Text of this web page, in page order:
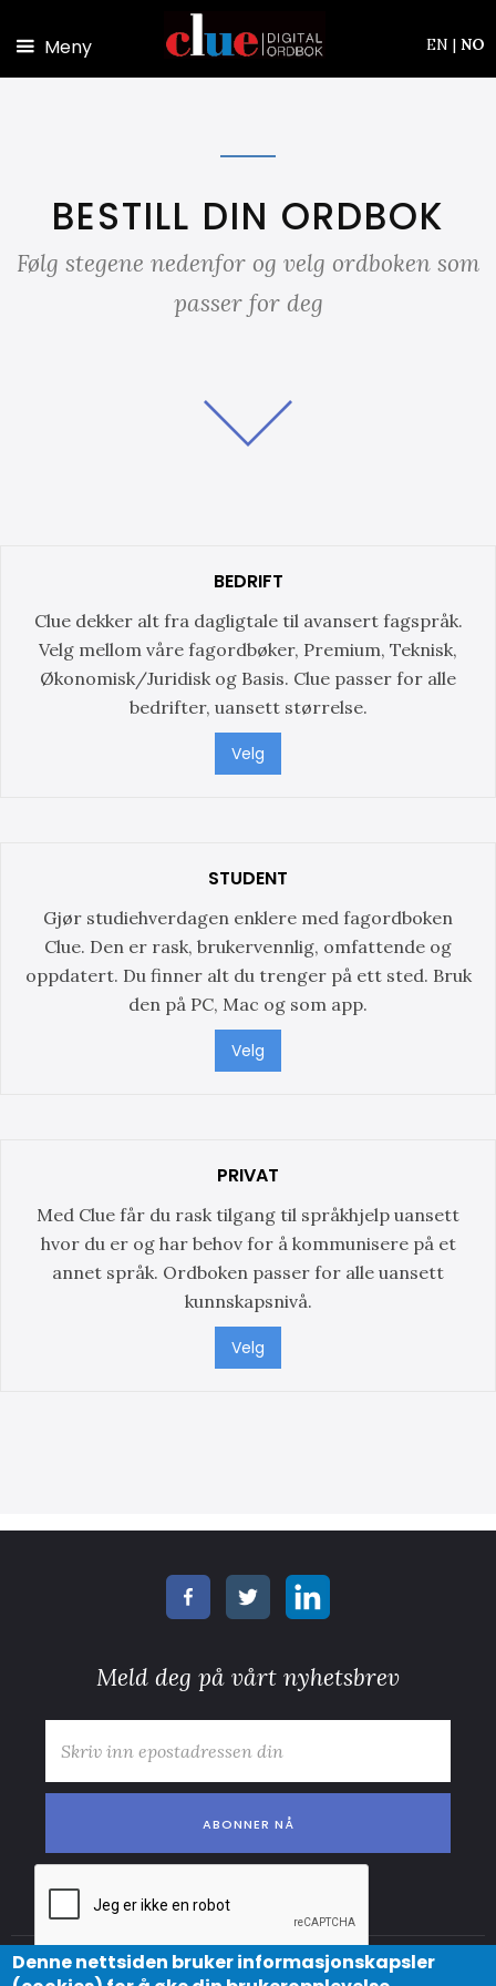
Meny EN | NO
BESTILL DIN ORDBOK
Følg stegene nedenfor og velg ordboken som
passer for deg
BEDRIFT
Clue dekker alt fra dagligtale til avansert fagspråk.
Velg mellom våre fagordbøker, Premium, Teknisk,
Økonomisk/Juridisk og Basis. Clue passer for alle
bedrifter, uansett størrelse.
Velg
STUDENT
Gjør studiehverdagen enklere med fagordboken
Clue. Den er rask, brukervennlig, omfattende og
oppdatert. Du finner alt du trenger på ett sted. Bruk
den på PC, Mac og som app.
Velg
PRIVAT
Med Clue får du rask tilgang til språkhjelp uansett
hvor du er og har behov for å kommunisere på et
annet språk. Ordboken passer for alle uansett
kunnskapsnivå.
Velg
Meld deg på vårt nyhetsbrev
Denne nettsiden bruker informasjonskapsler